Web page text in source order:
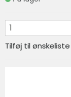
Tilføj til ønskeliste